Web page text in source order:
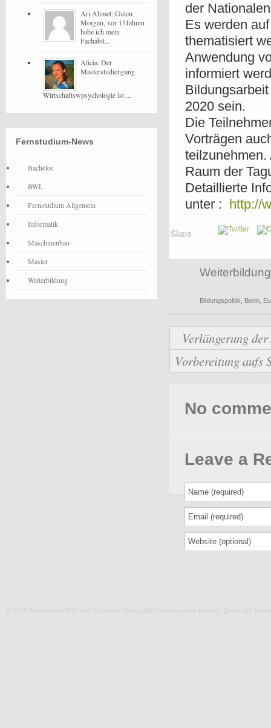
der
Es werden
thematisiert
Anwendung
informiert
2020 sein.
Die
Vorträgen
Raum der
Detaillierte
unter : http://
Share
Weiterbildung
Bildungspolitik Bonn
Verlängerung
Vorbereitung aufs
No
Leave a
Ari Ahmet: Guten
Morgen, vor 15Jahren
habe ich mein
Fachabit...
Alicia: Der
Masterstudiengang
Wirtschaftswpsychologie ist ...
Fernstudium-News
Bachelor
BWL
Fernstudium Allgemein
Informatik
Maschinenbau
Master
Weiterbildung
© 2026 Fernstudium BWL und Ingenieur Guide. Alle Angaben ohne Gewähr. Quelle der